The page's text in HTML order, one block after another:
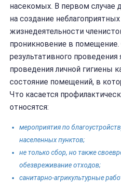
насекомых. В первом случае
на создание
жизнедеятельности
проникновение в помещение.
результативного
проведения личной гигиены
состояние помещений, в
Что касается
относятся:
мероприятия по
населенных пунктов;
не только сбор, но также
обезвреживание отходов;
санитарно-агрикультурные